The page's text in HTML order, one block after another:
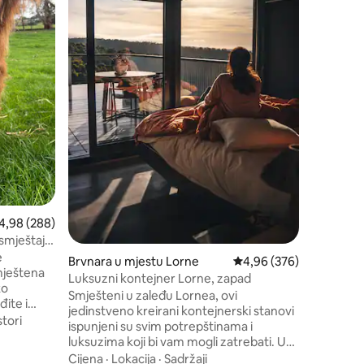
ocjena: 4,98 od 5, recenzija: 288
(288)
i
Brvnara u mjestu Lorne Prosječna ocjena: 4,96
4,96 (376)
Luksuzni kontejner Lorne, zapad
Smješteni u zaleđu Lornea, ovi
jedinstveno kreirani kontejnerski stanovi
ispunjeni su svim potrepštinama i
luksuzima koji bi vam mogli zatrebati. Uz
potpuno opremljenu čajnu kuhinju, ovi
Cijena · Lokacija · Sadržaji